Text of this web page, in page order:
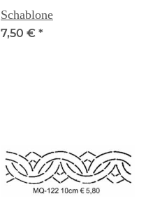
Schablone
7,50 € *